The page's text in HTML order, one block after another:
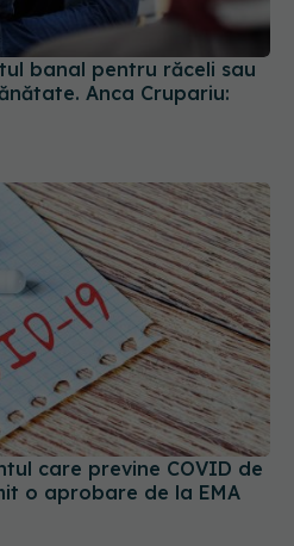
Anca Crupariu:
care previne COVID de
o aprobare de la EMA